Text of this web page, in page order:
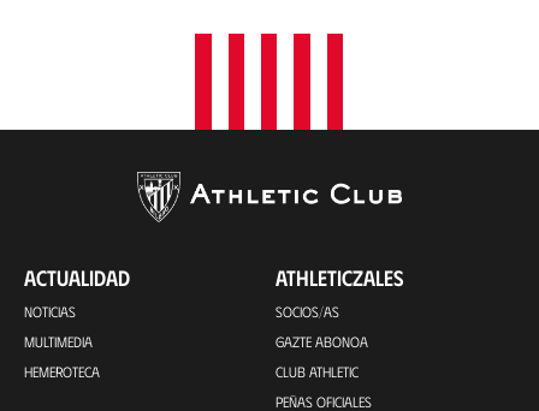
ACTUALIDAD
NOTICIAS
MULTIMEDIA
HEMEROTECA
ATHLETICZALES
SOCIOS/AS
GAZTE ABONOA
CLUB ATHLETIC
PEÑAS OFICIALES